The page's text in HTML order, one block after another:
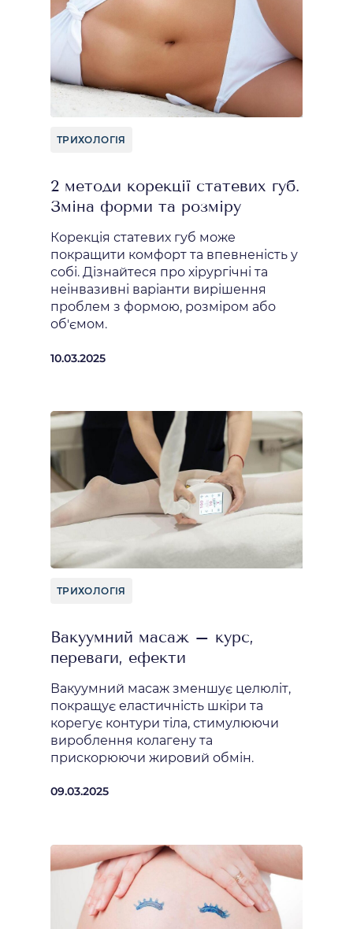
ТРИХОЛОГІЯ
2 методи корекції статевих губ.
Зміна форми та розміру
Корекція статевих губ може
покращити комфорт та впевненість у
собі. Дізнайтеся про хірургічні та
неінвазивні варіанти вирішення
проблем з формою, розміром або
об'ємом.
10.03.2025
ТРИХОЛОГІЯ
Вакуумний масаж – курс,
переваги, ефекти
Вакуумний масаж зменшує целюліт,
покращує еластичність шкіри та
корегує контури тіла, стимулюючи
вироблення колагену та
прискорюючи жировий обмін.
09.03.2025